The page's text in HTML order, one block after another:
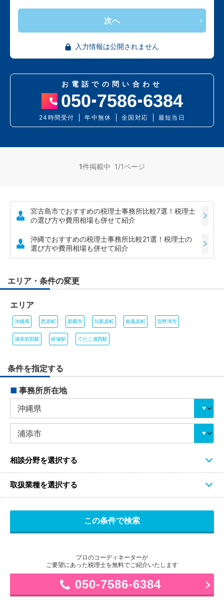
次へ
入力情報は公開されません
お電話での問い合わせ
050 7586 6384
24時間受付 年中無休 全国対応 最短当日
1件掲載中 1/1ページ
宮古島市でおすすめの税理士事務所比較7選！税理士
の選び方や費用相場も併せて紹介
沖縄でおすすめの税理士事務所比較21選！税理士の
選び方や費用相場も併せて紹介
エリア・条件の変更
エリア
沖縄県 西原町 那覇市 与那原町 南風原町 宜野湾市
浦添前田駅 経塚駅 てだこ浦西駅
条件を指定する
■ 事務所所在地
相談分野を選択する
取扱業種を選択する
プロのコーディネーターが
ご要望にあった税理士を無料でご紹介いたします
050-7586-6384